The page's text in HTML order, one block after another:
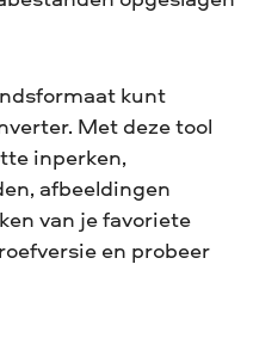
kunt
Met deze tool
inperken,
afbeeldingen
van je favoriete
en probeer